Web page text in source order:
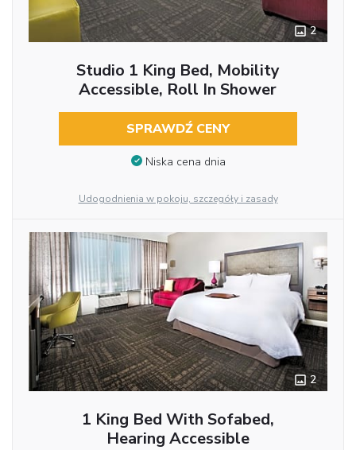
2
Studio 1 King Bed, Mobility
Accessible, Roll In Shower
SPRAWDŹ CENY
Niska cena dnia
Udogodnienia w pokoju, szczegóły i zasady
2
1 King Bed With Sofabed,
Hearing Accessible